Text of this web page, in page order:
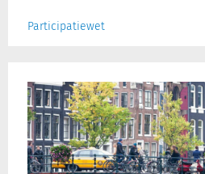
Participatiewet
steden
willen
steviger
wetsvoorstel
tegen